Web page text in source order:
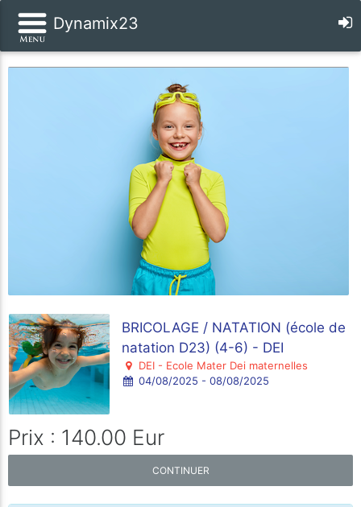
Dynamix23
BRICOLAGE / NATATION (école de
natation D23) (4-6) - DEI
DEI - Ecole Mater Dei maternelles
04/08/2025 - 08/08/2025
Prix : 140.00 Eur
CONTINUER